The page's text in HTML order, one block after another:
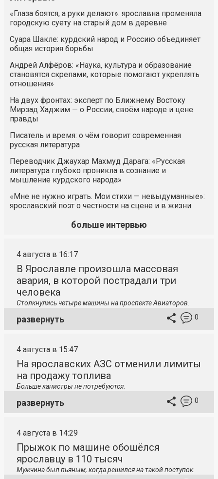
«Глаза боятся, а руки делают»: ярославна променяла
городскую суету на старый дом в деревне
Суара Шакле: курдский народ и Россию объединяет
общая история борьбы
Андрей Алфёров: «Наука, культура и образование
становятся скрепами, которые помогают укреплять
отношения»
На двух фронтах: эксперт по Ближнему Востоку
Мирзад Хаджим — о России, своём народе и цене
правды
Писатель и время: о чём говорит современная
русская литература
Переводчик Джаухар Махмуд Дарага: «Русская
литература глубоко проникла в сознание и
мышление курдского народа»
«Мне не нужно играть. Мои стихи — невыдуманные»:
ярославский поэт о честности на сцене и в жизни
больше интервью
4 августа в 16:17
В Ярославле произошла массовая
авария, в которой пострадали три
человека
Столкнулись четыре машины на проспекте Авиаторов.
развернуть 0
4 августа в 15:47
На ярославских АЗС отменили лимиты
на продажу топлива
Больше канистры не потребуются.
развернуть 0
4 августа в 14:29
Прыжок по машине обошёлся
ярославцу в 110 тысяч
Мужчина был пьяным, когда решился на такой поступок.